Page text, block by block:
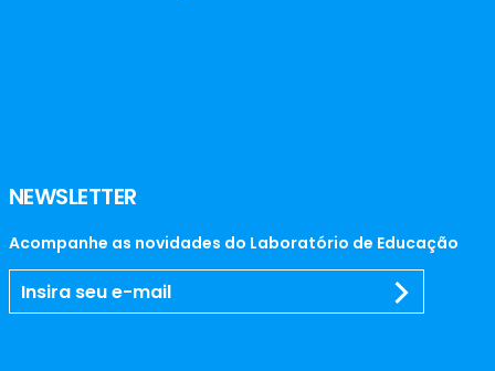
NEWSLETTER
Acompanhe as novidades do Laboratório de Educação